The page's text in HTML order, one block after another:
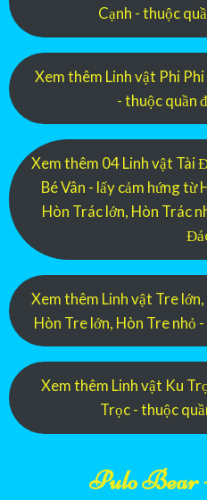
Cạnh - thuộc
Xem thêm Linh vật Phi
- thuộc quần
Xem thêm 04 Linh vật Tài
Bé Vân - lấy cảm hứng từ
Hòn Trác lớn, Hòn Trác
Xem thêm Linh vật Tre
Hòn Tre lớn, Hòn Tre nhỏ
Xem thêm Linh vật Ku
Trọc - thuộc
Pulo Bear